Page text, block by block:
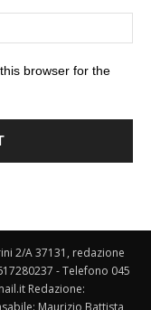
browser for the
2/A 37131, redazione
- Telefono 045
Redazione:
Maurizio Battista